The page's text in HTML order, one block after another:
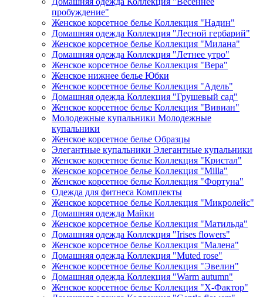
пробуждение"
Женское корсетное белье Коллекция "Надин"
Домашняя одежда Коллекция "Лесной гербарий"
Женское корсетное белье Коллекция "Милана"
Домашняя одежда Коллекция "Летнее утро"
Женское корсетное белье Коллекция "Вера"
Женское нижнее белье Юбки
Женское корсетное белье Коллекция "Адель"
Домашняя одежда Коллекция "Грушевый сад"
Женское корсетное белье Коллекция "Вивиан"
Молодежные купальники Молодежные
купальники
Женское корсетное белье Образцы
Элегантные купальники Элегантные купальники
Женское корсетное белье Коллекция "Кристал"
Женское корсетное белье Коллекция "Milla"
Женское корсетное белье Коллекция "Фортуна"
Одежда для фитнеса Комплекты
Женское корсетное белье Коллекция "Микролейс"
Домашняя одежда Майки
Женское корсетное белье Коллекция "Матильда"
Домашняя одежда Коллекция "Irises flowers"
Женское корсетное белье Коллекция "Малена"
Домашняя одежда Коллекция "Muted rose"
Женское корсетное белье Коллекция "Эвелин"
Домашняя одежда Коллекция "Warm autumn"
Женское корсетное белье Коллекция "Х-Фактор"